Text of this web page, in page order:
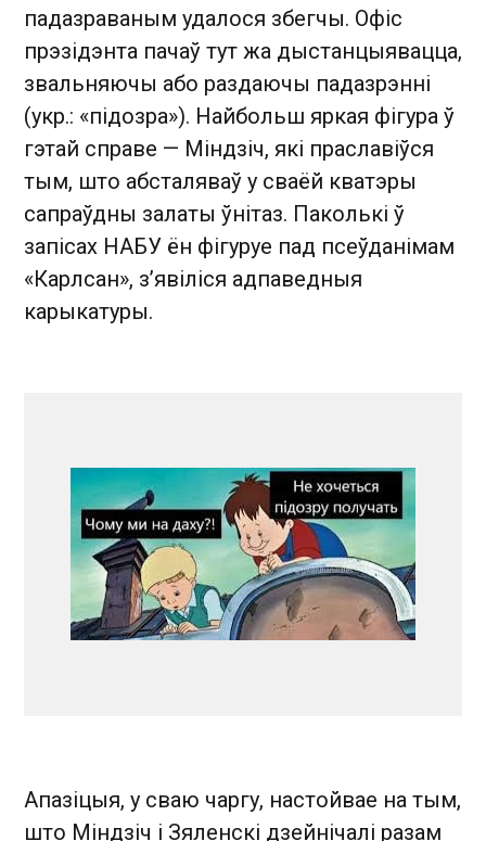
падазраваным удалося збегчы. Офіс
прэзідэнта пачаў тут жа дыстанцыявацца,
звальняючы або раздаючы падазрэнні
(укр.: «підозра»). Найбольш яркая фігура ў
гэтай справе — Міндзіч, які праславіўся
тым, што абсталяваў у сваёй кватэры
сапраўдны залаты ўнітаз. Паколькі ў
запісах НАБУ ён фігуруе пад псеўданімам
«Карлсан», з’явіліся адпаведныя
карыкатуры.
Апазіцыя, у сваю чаргу, настойвае на тым,
што Міндзіч і Зяленскі дзейнічалі разам